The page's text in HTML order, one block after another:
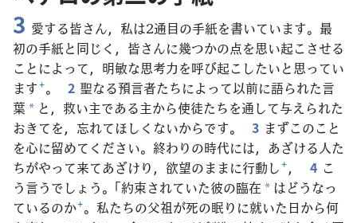
3 愛する皆さん，私は2通目の手紙を書いています。最
初の手紙と同じく，皆さんに幾つかの点を思い起こさせる
ことによって，明敏な思考力を呼び起こしたいと思ってい
ます+。 2 聖なる預言者たちによって以前に語られた言
葉 * と，救い主である主から使徒たちを通して与えられた
おきてを，忘れてほしくないからです。
3 まずこのこと
を心に留めてください。終わりの時代には，あざける人た
ちがやって来てあざけり，欲望のままに行動し+， 4 こ
う言うでしょう。「約束されていた彼の臨在 * はどうなっ
ているのか+。私たちの父祖が死の眠りに就いた日から何